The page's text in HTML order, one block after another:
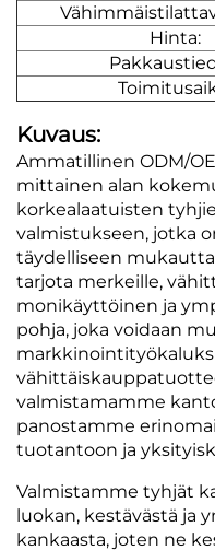
Hinta:
Kuvaus:
Ammatillinen ODM/
mittainen alan
korkealaatuisten
valmistukseen, jotka
täydelliseen
tarjota merkeille,
monikäyttöinen ja
pohja, joka voidaan
valmistamamme
panostamme
tuotantoon ja
Valmistamme tyhjät
luokan, kestävästä ja
kankaasta, joten ne